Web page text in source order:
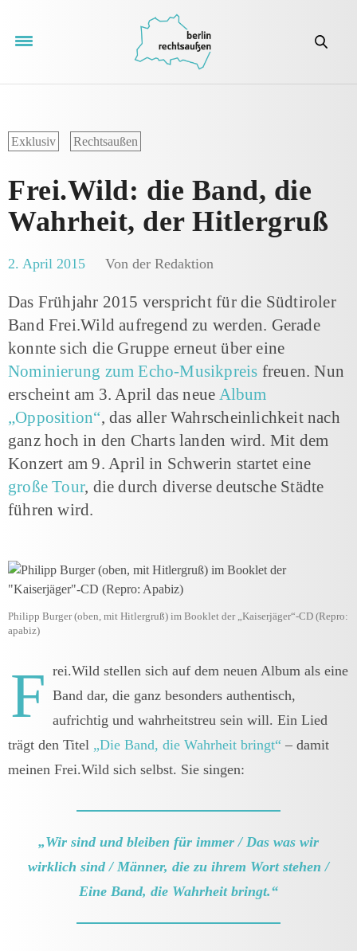
Exklusiv Rechtsaußen
Frei.Wild: die Band, die
Wahrheit, der Hitlergruß
2. April 2015 Von der Redaktion
Das Frühjahr 2015 verspricht für die Südtiroler
Band Frei.Wild aufregend zu werden. Gerade
konnte sich die Gruppe erneut über eine
Nominierung zum Echo-Musikpreis freuen. Nun
erscheint am 3. April das neue Album
„Opposition“, das aller Wahrscheinlichkeit nach
ganz hoch in den Charts landen wird. Mit dem
Konzert am 9. April in Schwerin startet eine
große Tour, die durch diverse deutsche Städte
führen wird.
Philipp Burger (oben, mit Hitlergruß) im Booklet der „Kaiserjäger“-CD (Repro:
apabiz)
F rei.Wild stellen sich auf dem neuen Album als eine
Band dar, die ganz besonders authentisch,
aufrichtig und wahrheitstreu sein will. Ein Lied
trägt den Titel „Die Band, die Wahrheit bringt“ – damit
meinen Frei.Wild sich selbst. Sie singen:
„Wir sind und bleiben für immer / Das was wir
wirklich sind / Männer, die zu ihrem Wort stehen /
Eine Band, die Wahrheit bringt.“